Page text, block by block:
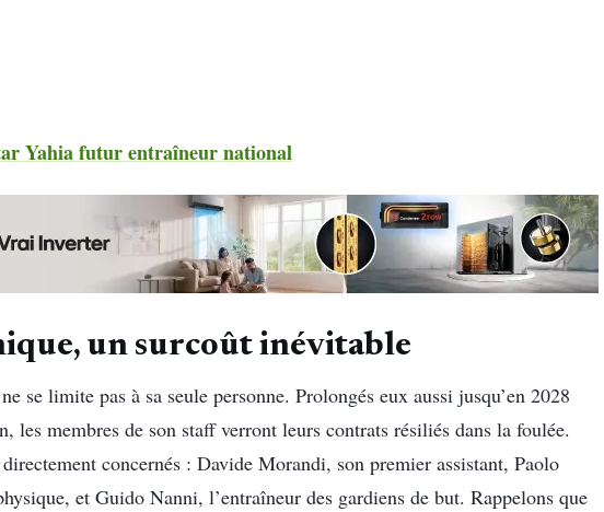
Yahia futur entraîneur national
un surcoût inévitable
se limite pas à sa seule personne. Prolongés eux aussi jusqu’en 2028
les membres de son staff verront leurs contrats résiliés dans la foulée.
concernés : Davide Morandi, son premier assistant, Paolo
et Guido Nanni, l’entraîneur des gardiens de but. Rappelons que